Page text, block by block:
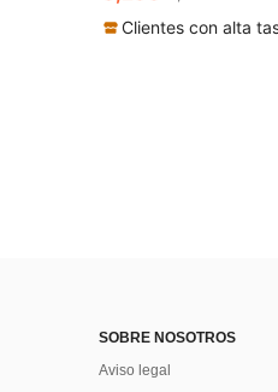
SOBRE NOSOTROS
Aviso legal